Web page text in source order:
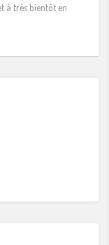
à très bientôt en